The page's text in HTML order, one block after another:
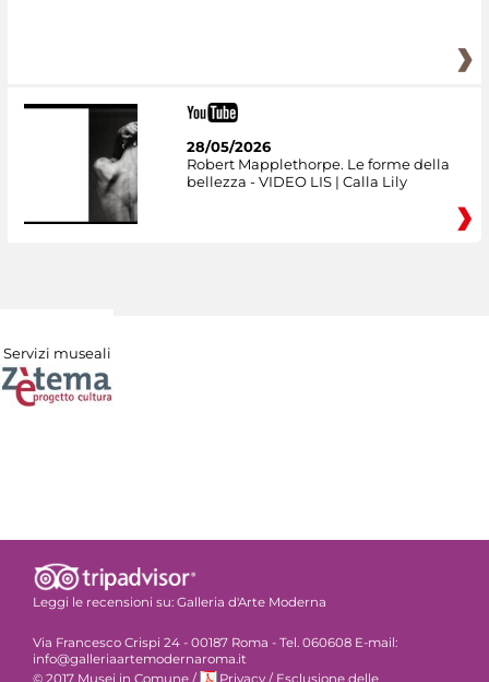
28/05/2026
Robert Mapplethorpe. Le forme della
bellezza - VIDEO LIS | Calla Lily
Servizi museali
Leggi le recensioni su: Galleria d'Arte Moderna
Via Francesco Crispi 24 - 00187 Roma - Tel. 060608 E-mail:
info@galleriaartemodernaroma.it
© 2017 Musei in Comune / Privacy / Esclusione delle